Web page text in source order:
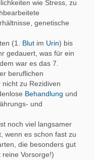
wie Stress, zu
genetische
(1. Blut im Urin) bis
gedauert, was für ein
war es das 7.
beruflichen
zu Rezidiven
Behandlung und
und
noch viel langsamer
wenn es schon fast zu
die besonders gut
Vorsorge!)